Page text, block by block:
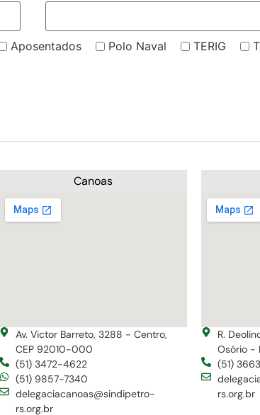
Aposentados Polo Naval TERIG
Canoas
Av. Victor Barreto, 3288 - Centro,
CEP 92010-000
(51) 3472-4622
(51) 9857-7340
delegaciacanoas@sindipetro-
rs.org.br
R.
Osório -
(51)
rs.org.br